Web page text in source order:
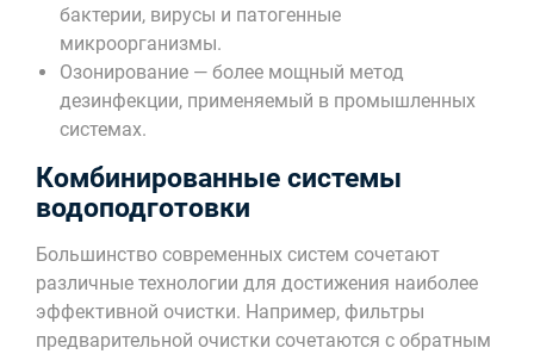
бактерии, вирусы и патогенные
микроорганизмы.
Озонирование — более мощный метод
дезинфекции, применяемый в промышленных
системах.
Комбинированные системы
водоподготовки
Большинство современных систем сочетают
различные технологии для достижения наиболее
эффективной очистки. Например, фильтры
предварительной очистки сочетаются с обратным